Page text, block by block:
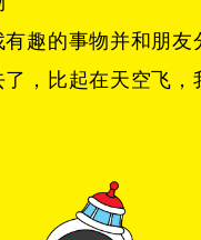
趣的事物并和朋
，比起在天空飞